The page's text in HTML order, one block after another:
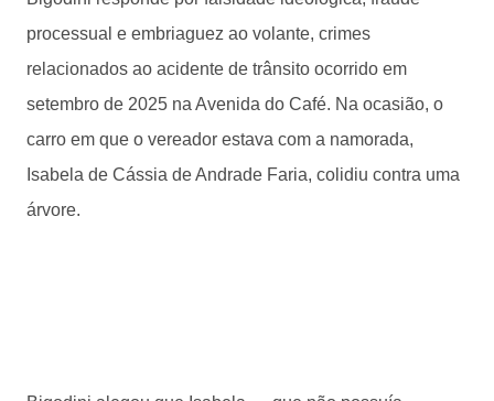
processual e embriaguez ao volante, crimes
relacionados ao acidente de trânsito ocorrido em
setembro de 2025 na Avenida do Café. Na ocasião, o
carro em que o vereador estava com a namorada,
Isabela de Cássia de Andrade Faria, colidiu contra uma
árvore.